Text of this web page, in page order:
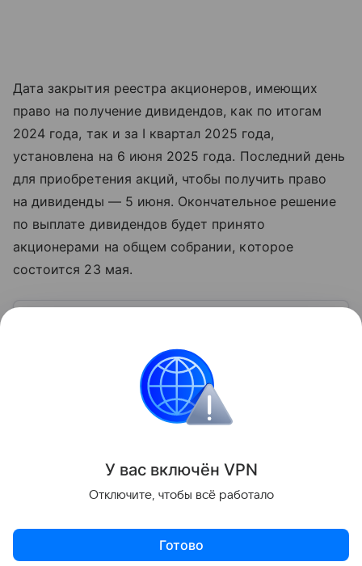
Дата закрытия реестра акционеров, имеющих
право на получение дивидендов, как по итогам
2024 года, так и за I квартал 2025 года,
установлена на 6 июня 2025 года. Последний день
для приобретения акций, чтобы получить право
на дивиденды — 5 июня. Окончательное решение
по выплате дивидендов будет принято
акционерами на общем собрании, которое
состоится 23 мая.
В статье выясним, что такое дивиденды, каковы
условия их выплаты, какие компании и каким
образом могут их выплачивать.
Поделиться
У вас включён VPN
Отключите, чтобы всё работало
Готово